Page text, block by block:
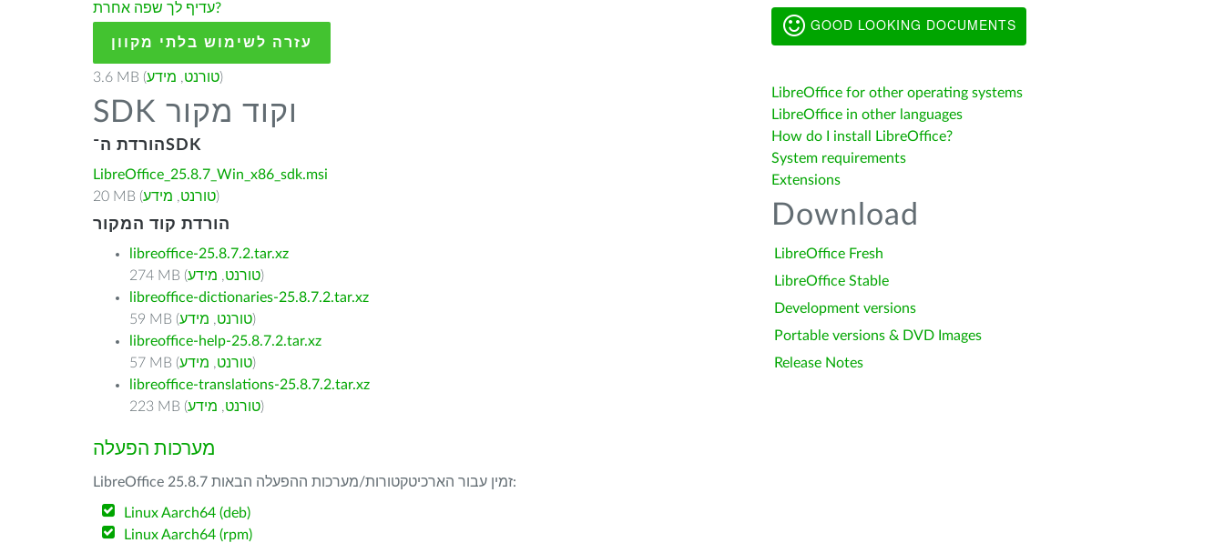
עדיף לך שפה אחרת?
עזרה לשימוש בלתי מקוון
3.6 MB ( טורנט, מידע )
SDK וקוד מקור
הורדת ה־SDK
LibreOffice_25.8.7_Win_x86_sdk.msi
20 MB (
טורנט, מידע )
הורדת קוד המקור
libreoffice-25.8.7.2.tar.xz
274 MB (
טורנט, מידע
)
libreoffice-dictionaries-25.8.7.2.tar.xz
59 MB (
טורנט, מידע
)
libreoffice-help-25.8.7.2.tar.xz
57 MB (
טורנט, מידע
)
libreoffice-translations-25.8.7.2.tar.xz
223 MB (
טורנט, מידע )
מערכות הפעלה
LibreOffice 25.8.7 זמין עבור הארכיטקטורות/מערכות ההפעלה הבאות:
Linux Aarch64 (deb)
Linux Aarch64 (rpm)
GOOD LOOKING DOCUMENTS
LibreOffice for other operating systems
LibreOffice in other languages
How do I install LibreOffice?
System requirements
Extensions
Download
LibreOffice Fresh
LibreOffice Stable
Development versions
Portable versions & DVD Images
Release Notes